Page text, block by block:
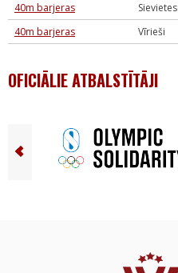
40m barjeras
Sievietes
40m barjeras
Vīrieši
OFICIĀLIE ATBALSTĪTĀJI